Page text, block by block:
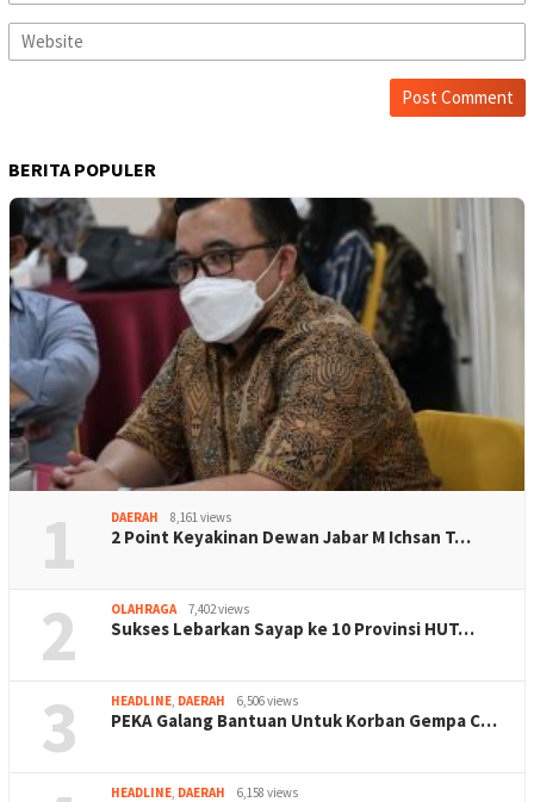
BERITA POPULER
1 DAERAH 8,161 views
2 Point Keyakinan Dewan Jabar M Ichsan T…
2 OLAHRAGA 7,402 views
Sukses Lebarkan Sayap ke 10 Provinsi HUT…
3 HEADLINE, DAERAH 6,506 views
PEKA Galang Bantuan Untuk Korban Gempa C…
HEADLINE, DAERAH 6,158 views